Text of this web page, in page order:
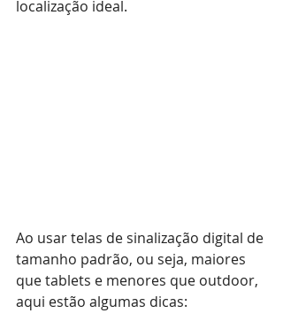
localização ideal.
Ao usar telas de sinalização digital de
tamanho padrão, ou seja, maiores
que tablets e menores que outdoor,
aqui estão algumas dicas: